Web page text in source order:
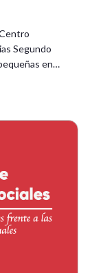
Segundo
en…